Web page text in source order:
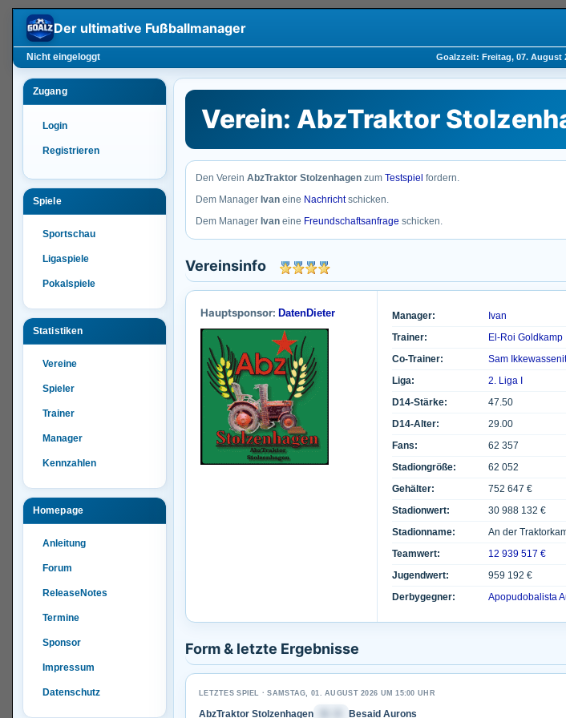
Der ultimative Fußballmanager
Nicht eingeloggt Goalzzeit: Freitag, 07. August
Zugang
Login
Registrieren
Spiele
Sportschau
Ligaspiele
Pokalspiele
Statistiken
Vereine
Spieler
Trainer
Manager
Kennzahlen
Homepage
Anleitung
Forum
ReleaseNotes
Termine
Sponsor
Impressum
Datenschutz
Verein: AbzTraktor
Den Verein AbzTraktor Stolzenhagen zum Testspiel fordern.
Dem Manager Ivan eine Nachrichtschicken.
Dem Manager Ivan eine Freundschaftsanfrage schicken.
Vereinsinfo
Hauptsponsor: DatenDieter Manager:
Ivan
Trainer:
El-Roi Goldkamp
Co-Trainer:
Sam
Liga:
2. Liga I
D14-Stärke:
47.50
D14-Alter:
29.00
Fans:
62 357
Stadiongröße:
62 052
Gehälter:
752 647 €
Stadionwert:
30 988 132 €
Stadionname:
An der
Teamwert:
12 939 517 €
Jugendwert:
959 192 €
Derbygegner:
Apopudobalista
Form & letzte Ergebnisse
LETZTES SPIEL · SAMSTAG, 01. AUGUST 2026 UM 15:00 UHR
AbzTraktor Stolzenhagen Besaid Aurons